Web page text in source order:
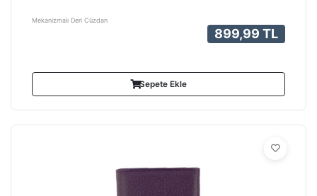
Mekanizmalı Deri Cüzdan
899,99 TL
Sepete Ekle